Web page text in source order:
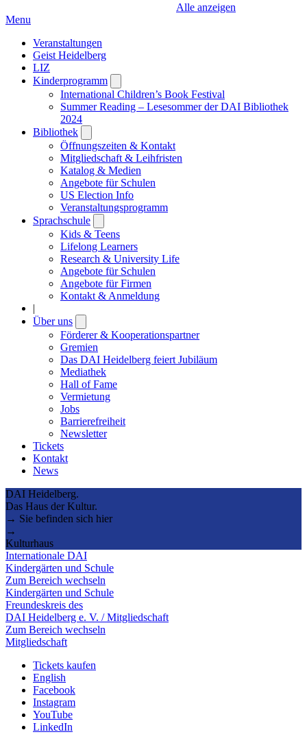
Alle anzeigen
Menu
Veranstaltungen
Geist Heidelberg
LIZ
Kinderprogramm
submenu
International Children’s Book Festival
Summer Reading – Lesesommer der DAI Bibliothek
2024
Bibliothek
submenu
Öffnungszeiten & Kontakt
Mitgliedschaft & Leihfristen
Katalog & Medien
Angebote für Schulen
US Election Info
Veranstaltungsprogramm
Sprachschule
submenu
Kids & Teens
Lifelong Learners
Research & University Life
Angebote für Schulen
Angebote für Firmen
Kontakt & Anmeldung
|
Über uns
submenu
Förderer & Kooperationspartner
Gremien
Das DAI Heidelberg feiert Jubiläum
Mediathek
Hall of Fame
Vermietung
Jobs
Barrierefreiheit
Newsletter
Tickets
Kontakt
News
DAI Heidelberg.
Das Haus der Kultur.
→ Sie befinden sich hier
→
Kulturhaus
Internationale DAI
Kindergärten und Schule
Zum Bereich wechseln
Kindergärten und Schule
Freundeskreis des
DAI Heidelberg e. V. / Mitgliedschaft
Zum Bereich wechseln
Mitgliedschaft
Tickets kaufen
English
Facebook
Instagram
YouTube
LinkedIn